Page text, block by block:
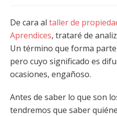
De cara al taller de
Aprendices, trataré de
Un término que forma
pero cuyo significado es
ocasiones, engañoso.
Antes de saber lo que son
tendremos que saber